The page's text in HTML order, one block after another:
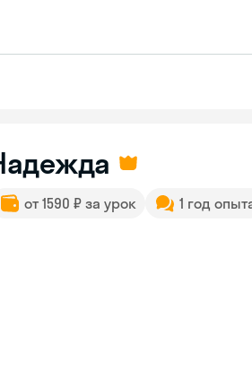
от 1590 ₽ за урок 1 год